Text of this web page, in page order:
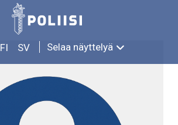
FI SV Selaa näyttelyä
ANTTI TOIVANEN